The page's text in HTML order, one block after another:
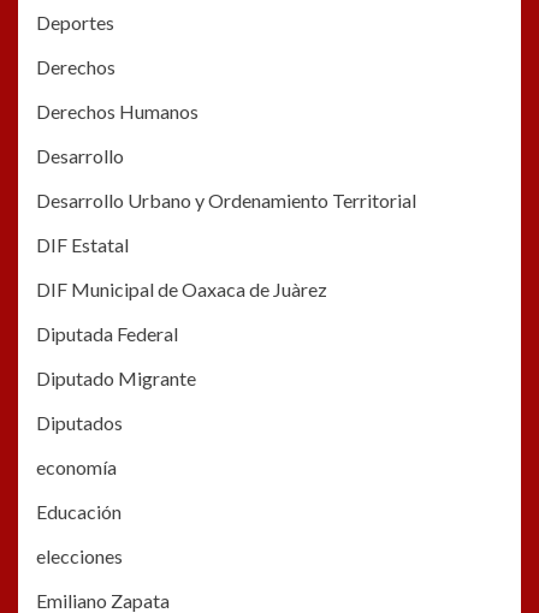
Deportes
Derechos
Derechos Humanos
Desarrollo
Desarrollo Urbano y Ordenamiento Territorial
DIF Estatal
DIF Municipal de Oaxaca de Juàrez
Diputada Federal
Diputado Migrante
Diputados
economía
Educación
elecciones
Emiliano Zapata